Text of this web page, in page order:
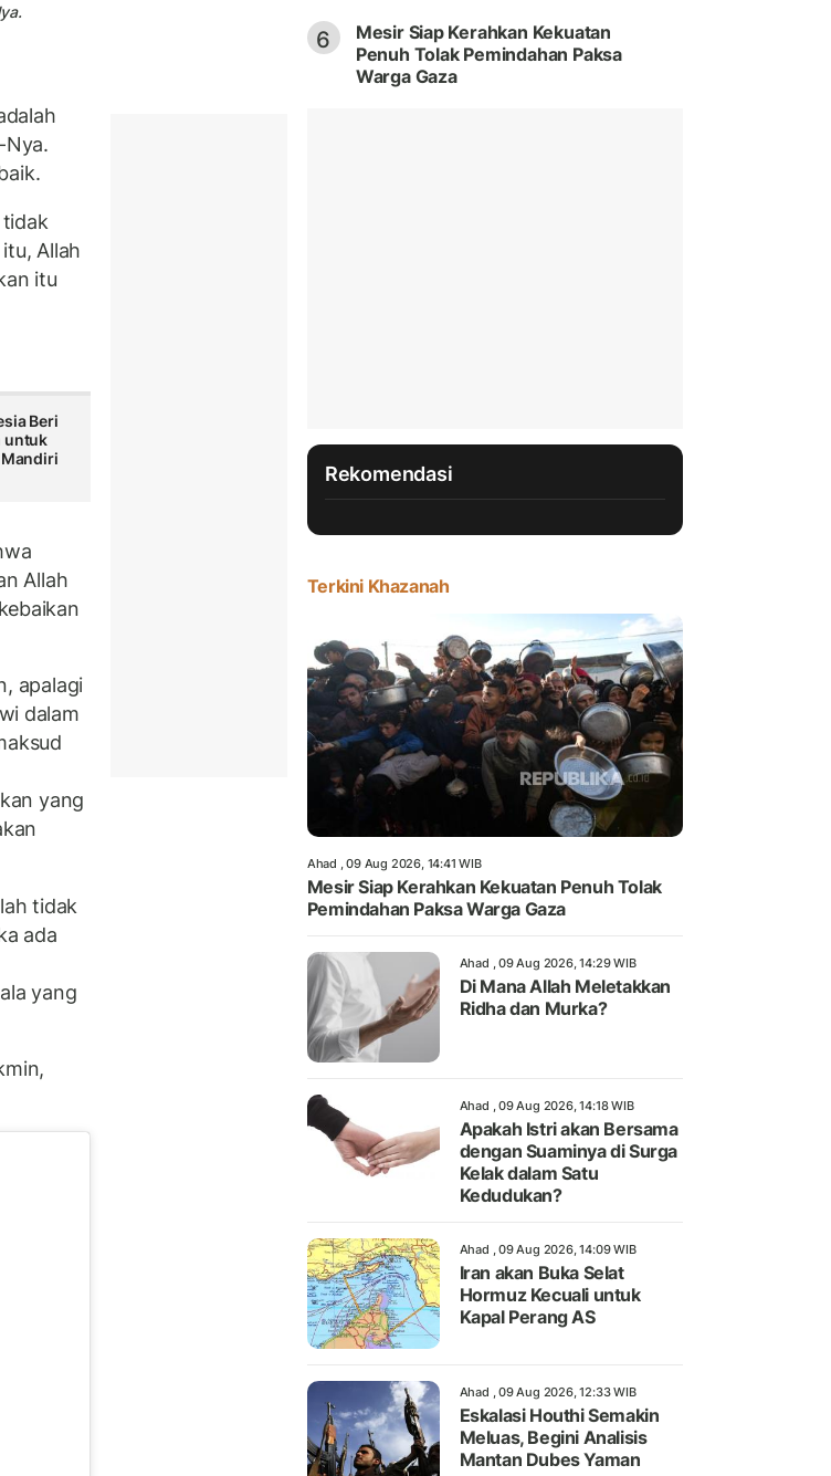
Nya.
tidak
Allah
itu
Beri
untuk
Mandiri
Allah
apalagi
dalam
yang
tidak
ada
yang
6
Mesir Siap Kerahkan Kekuatan
Penuh Tolak Pemindahan Paksa
Warga Gaza
Rekomendasi
Terkini Khazanah
Ahad , 09 Aug 2026, 14:41 WIB
Mesir Siap Kerahkan Kekuatan Penuh Tolak
Pemindahan Paksa Warga Gaza
Ahad , 09 Aug 2026, 14:29 WIB
Di Mana Allah Meletakkan
Ridha dan Murka?
Ahad , 09 Aug 2026, 14:18 WIB
Apakah Istri akan Bersama
dengan Suaminya di Surga
Kelak dalam Satu
Kedudukan?
Ahad , 09 Aug 2026, 14:09 WIB
Iran akan Buka Selat
Hormuz Kecuali untuk
Kapal Perang AS
Ahad , 09 Aug 2026, 12:33 WIB
Eskalasi Houthi Semakin
Meluas, Begini Analisis
Mantan Dubes Yaman